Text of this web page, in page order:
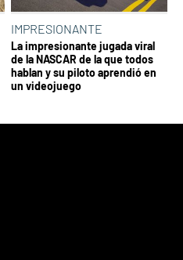
IMPRESIONANTE
La impresionante jugada viral
de la NASCAR de la que todos
hablan y su piloto aprendió en
un videojuego